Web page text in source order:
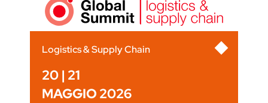
Logistics & Supply Chain
20 | 21
MAGGIO 2026